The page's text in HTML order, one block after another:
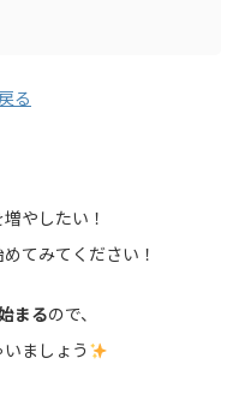
る
やしたい！
てみてください！
まるので、
ましょう